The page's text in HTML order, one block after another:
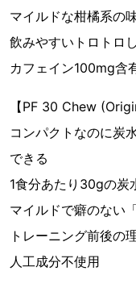
マイルドな柑橘系の
飲みやすいトロトロ
カフェイン100mg含
【PF 30 Chew
コンパクトなのに炭
できる
1食分あたり30gの炭
マイルドで癖のない
トレーニング前後の
人工成分不使用